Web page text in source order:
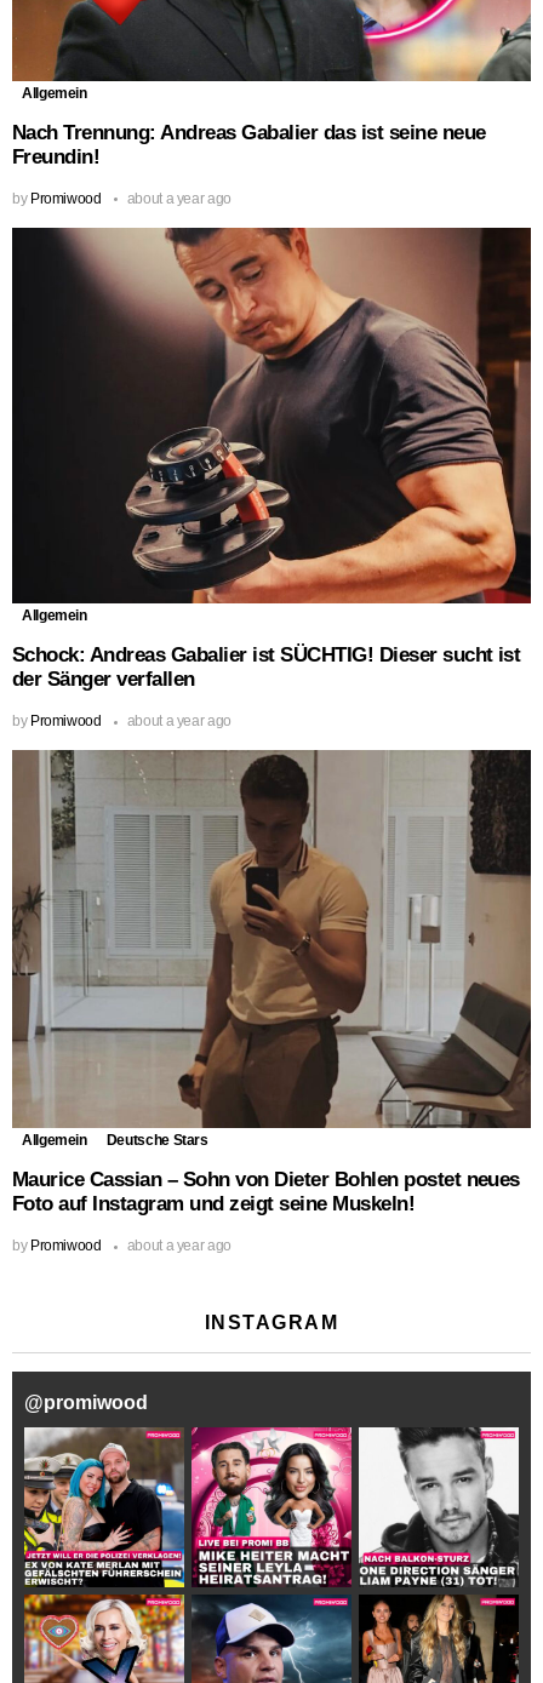
Allgemein
Nach Trennung: Andreas Gabalier das ist seine neue
Freundin!
by Promiwood about a year ago
Allgemein
Schock: Andreas Gabalier ist SÜCHTIG! Dieser sucht ist
der Sänger verfallen
by Promiwood about a year ago
Allgemein Deutsche Stars
Maurice Cassian – Sohn von Dieter Bohlen postet neues
Foto auf Instagram und zeigt seine Muskeln!
by Promiwood about a year ago
INSTAGRAM
@promiwood